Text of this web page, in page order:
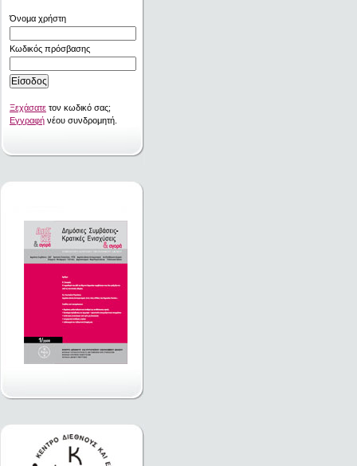
Όνομα χρήστη
Κωδικός πρόσβασης
Ξεχάσατε τον κωδικό σας;
Εγγραφή νέου συνδρομητή.